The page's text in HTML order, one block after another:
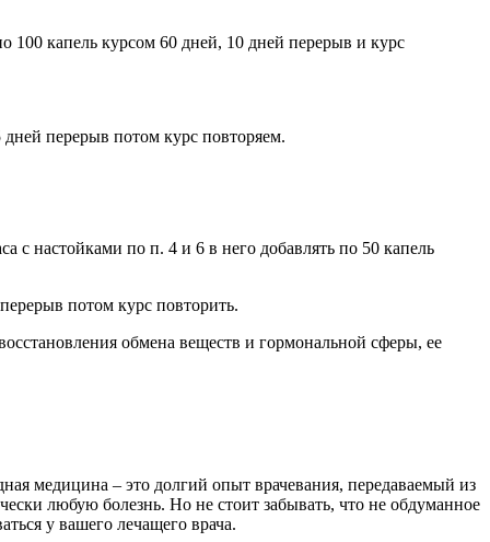
капель курсом 60 дней, 10 дней перерыв и курс
перерыв потом курс повторяем.
с настойками по п. 4 и 6 в него добавлять по 50 капель
потом курс повторить.
обмена веществ и гормональной сферы, ее
медицина – это долгий опыт врачевания, передаваемый из
любую болезнь. Но не стоит забывать, что не обдуманное
у вашего лечащего врача.